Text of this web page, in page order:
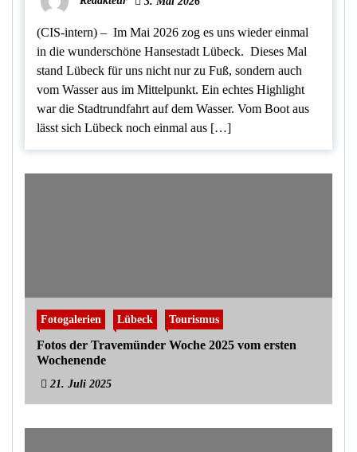
(CIS-intern) – Im Mai 2026 zog es uns wieder einmal
in die wunderschöne Hansestadt Lübeck. Dieses Mal
stand Lübeck für uns nicht nur zu Fuß, sondern auch
vom Wasser aus im Mittelpunkt. Ein echtes Highlight
war die Stadtrundfahrt auf dem Wasser. Vom Boot aus
lässt sich Lübeck noch einmal aus […]
Fotogalerien Lübeck Tourismus
Fotos der Travemünder Woche 2025 vom ersten
Wochenende
21. Juli 2025